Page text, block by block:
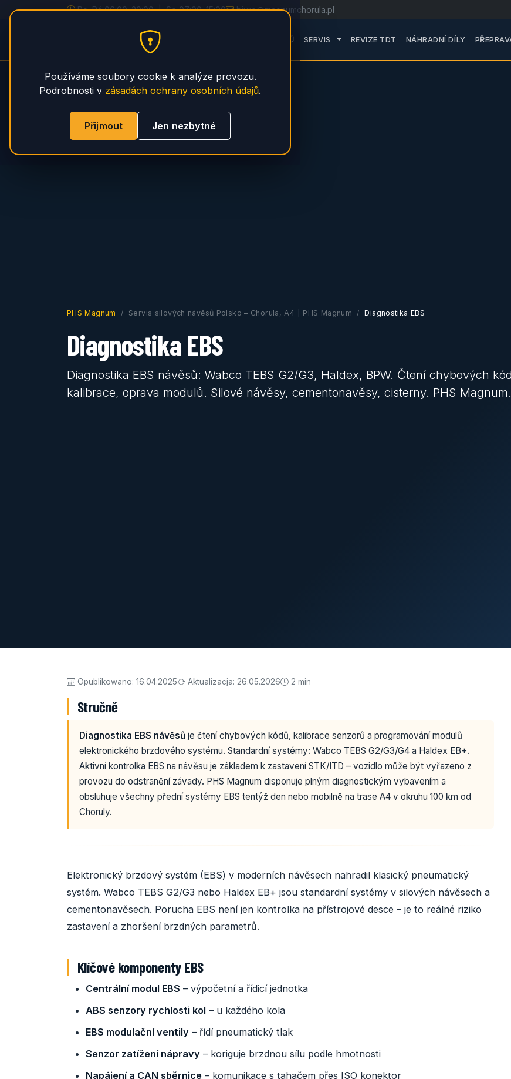
Po–Pá 06:00–20:00 | So 07:00–15:00 biuro@magnumchorula.pl
PHS Magnum DOMŮ SERVIS ROZWIŃ PODMENU SERVIS
REVIZE TDT NÁHRADNÍ DÍLY
PHS Magnum Servis silových návěsů Polsko – Chorula, A4 | PHS Magnum Diagnostika EBS
Diagnostika EBS
Diagnostika EBS návěsů: Wabco TEBS G2/G3, Haldex, BPW. Čtení chybových
kalibrace, oprava modulů. Silové návěsy, cementonavěsy, cisterny. PHS Magnum.
Opublikowano: 16.04.2025 Aktualizacja: 26.05.2026 2 min
Stručně
Diagnostika EBS návěsůje čtení chybových kódů, kalibrace senzorů a programování modulů
elektronického brzdového systému. Standardní systémy: Wabco TEBS G2/G3/G4 a Haldex EB+.
Aktivní kontrolka EBS na návěsu je základem k zastavení STK/ITD – vozidlo může být vyřazeno z
provozu do odstranění závady. PHS Magnum disponuje plným diagnostickým vybavením a
obsluhuje všechny přední systémy EBS tentýž den nebo mobilně na trase A4 v okruhu 100 km od
Choruly.
Elektronický brzdový systém (EBS) v moderních návěsech nahradil klasický pneumatický
systém. Wabco TEBS G2/G3 nebo Haldex EB+ jsou standardní systémy v silových návěsech a
cementonavěsech. Porucha EBS není jen kontrolka na přístrojové desce – je to reálné riziko
zastavení a zhoršení brzdných parametrů.
Klíčové komponenty EBS
Centrální modul EBS – výpočetní a řídicí jednotka
ABS senzory rychlosti kol – u každého kola
EBS modulační ventily – řídí pneumatický tlak
Senzor zatížení nápravy – koriguje brzdnou sílu podle hmotnosti
Napájení a CAN sběrnice – komunikace s tahačem přes ISO konektor
Používáme soubory cookie k analýze provozu.
Podrobnosti v zásadách ochrany osobních údajů.
Přijmout Jen nezbytné